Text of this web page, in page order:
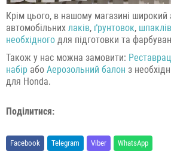
Крім цього, в нашому магазині широкий
автомобільних лаків, ґрунтовок,
необхідного для підготовки та
Також у нас можна замовити:
набір або Аерозольний балон з
для Honda.
Поділитися:
Facebook Telegram Viber WhatsApp